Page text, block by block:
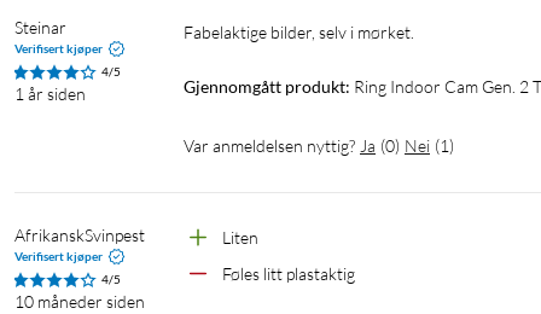
Private soner
Hvis du vil unngå at kameraet spiller inn enkelte deler av
soner der kameraet ikke skal aktivere bevegelsessensorene sine.
Lett å installere. Lett å flytte
Takket være de kompakte målene og det vribare festet er det
eksempel feste det på veggen eller plassere det på et bord.
bare ved å koble det til en annen stikkontakt.
Steinar
Verifisert kjøper
4/5
1 år siden
Fabelaktige bilder, selv i mørket.
Gjennomgått produkt: Ring Indoor Cam Gen. 2
Var anmeldelsen nyttig? Ja (0) Nei (1)
AfrikanskSvinpest
Verifisert kjøper
4/5
10 måneder siden
Liten
Føles litt plastaktig